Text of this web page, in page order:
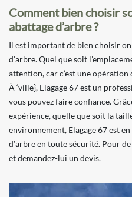
Comment bien choisir
abattage d’arbre ?
Il est important de bien choisir
d’arbre. Quel que soit
attention, car c’est une
À ‘ville}, Elagage 67 est un
vous pouvez faire confiance.
expérience, quelle que soit la
environnement, Elagage 67 est
d’arbre en toute sécurité. Pour
et demandez-lui un devis.